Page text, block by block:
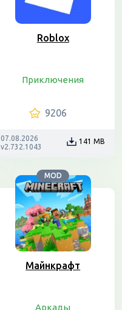
Roblox
Приключения
9206
07.08.2026
v2.732.1043
141 MB
MOD
Майнкрафт
Аркады